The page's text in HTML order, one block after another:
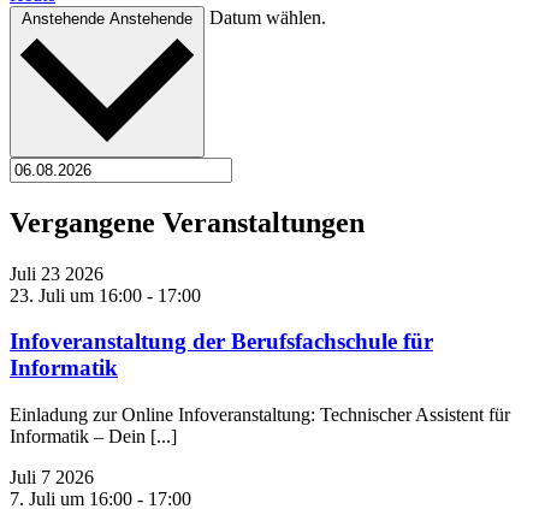
Anstehende Anstehende Datum wählen.
Vergangene Veranstaltungen
Juli 23 2026
23. Juli um 16:00 - 17:00
Infoveranstaltung der Berufsfachschule für
Informatik
Einladung zur Online Infoveranstaltung: Technischer Assistent für
Informatik – Dein [...]
Juli 7 2026
7. Juli um 16:00 - 17:00